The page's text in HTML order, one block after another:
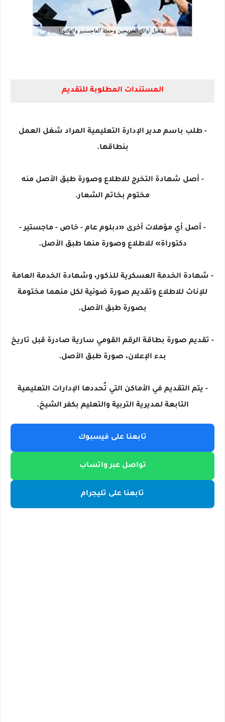
المستندات المطلوبة للتقديم
- طلب باسم مدير الإدارة التعليمية المراد شغل العمل
بنطاقها.
- أصل شهادة التخرج للاطلاع وصورة طبق الأصل منه
مختوم بخاتم الشعار.
- أصل أي مؤهلات أخرى «دبلوم عام - خاص - ماجستير -
دكتوراة» للاطلاع وصورة منها طبق الأصل.
- شهادة الخدمة العسكرية للذكور، وشهادة الخدمة العامة
للإناث للاطلاع وتقديم صورة ضوئية لكل منهما مختومة
بصورة طبق الأصل.
- تقديم صورة بطاقة الرقم القومي سارية صادرة قبل تاريخ
بدء الإعلان، صورة طبق الأصل.
- يتم التقديم في الأماكن التي تُحددها الإدارات التعليمية
التابعة لمديرية التربية والتعليم بكفر الشيخ.
تابعنا على فيسبوك
تواصل عبر واتساب
تابعنا على تليجرام